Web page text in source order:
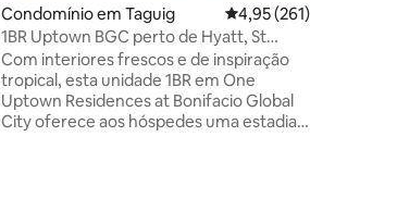
Condomínio em Taguig Classificação média
4,95 (261)
1BR Uptown BGC perto de Hyatt, St
Luke's, High Street
Com interiores frescos e de inspiração
tropical, esta unidade 1BR em One
Uptown Residences at Bonifacio Global
City oferece aos hóspedes uma estadia